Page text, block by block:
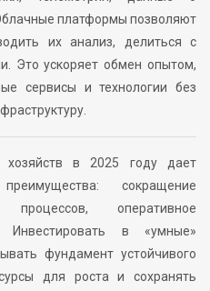
платформы позволяют
их анализ, делиться с
Это ускоряет обмен опытом,
сервисы и технологии без
хозяйств в 2025 году дает
сокращение
процессов, оперативное
в «умные»
фундамент устойчивого
для роста и сохранять